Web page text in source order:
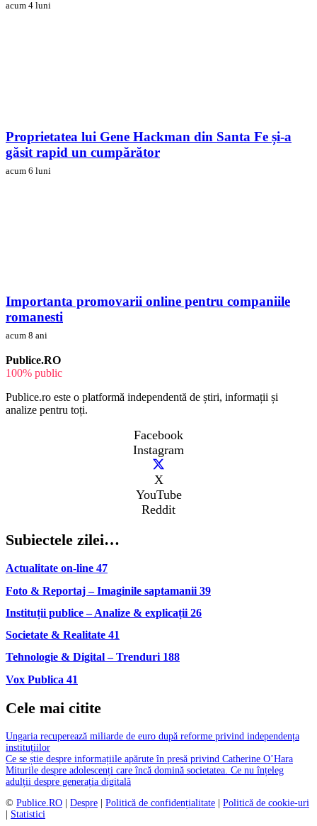
acum 4 luni
Proprietatea lui Gene Hackman din Santa Fe și-a
găsit rapid un cumpărător
acum 6 luni
Importanta promovarii online pentru companiile
romanesti
acum 8 ani
Publice.RO
100% public
Publice.ro este o platformă independentă de știri, informații și
analize pentru toți.
Facebook
Instagram
X
YouTube
Reddit
Subiectele zilei…
Actualitate on-line 47
Foto & Reportaj – Imaginile saptamanii 39
Instituții publice – Analize & explicații 26
Societate & Realitate 41
Tehnologie & Digital – Trenduri 188
Vox Publica 41
Cele mai citite
Ungaria recuperează miliarde de euro după reforme privind independența
instituțiilor
Ce se știe despre informațiile apărute în presă privind Catherine O’Hara
Miturile despre adolescenți care încă domină societatea. Ce nu înțeleg
adulții despre generația digitală
© Publice.RO Despre Politică de confidențialitate
Politică de cookie-uri
Statistici